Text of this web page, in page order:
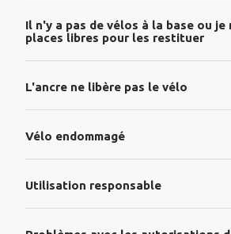
Il n'y a pas de vélos à la base ou je
places libres pour les restituer
L'ancre ne libère pas le vélo
Vélo endommagé
Utilisation responsable